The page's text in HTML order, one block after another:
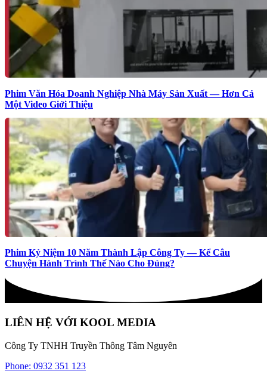
Phim Văn Hóa Doanh Nghiệp Nhà Máy Sản Xuất — Hơn Cả
Một Video Giới Thiệu
Phim Kỷ Niệm 10 Năm Thành Lập Công Ty — Kể Câu
Chuyện Hành Trình Thế Nào Cho Đúng?
LIÊN HỆ VỚI KOOL MEDIA
Công Ty TNHH Truyền Thông Tâm Nguyên
Phone: 0932 351 123